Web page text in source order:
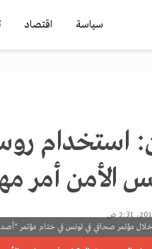
سياسة اقتصاد
استخدام
الأمن أمر
مؤتمر صحافي في تونس في ختام مؤتمر